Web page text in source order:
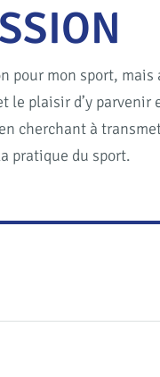
pour mon sport,
le plaisir d’y parvenir
cherchant à
pratique du sport.